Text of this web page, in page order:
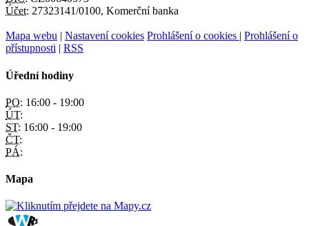
Účet: 27323141/0100, Komerční banka
Mapa webu | Nastavení cookies Prohlášení o cookies | Prohlášení o
přístupnosti | RSS
Úřední hodiny
PO: 16:00 - 19:00
ÚT:
ST: 16:00 - 19:00
ČT:
PÁ:
Mapa